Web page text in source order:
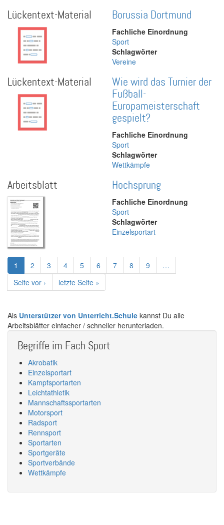
Lückentext-Material Borussia Dortmund
Fachliche Einordnung
Sport
Schlagwörter
Vereine
Lückentext-Material
Wie wird das Turnier der
Fußball-
Europameisterschaft
gespielt?
Fachliche Einordnung
Sport
Schlagwörter
Wettkämpfe
Arbeitsblatt Hochsprung
Fachliche Einordnung
Sport
Schlagwörter
Einzelsportart
Seitennummerierung
Aktuelle
Seite
1 Page
2 Page
3 Page
4 Page
5 Page
6 Page
7 Page
8 Page
9
…
Nächste
Seite
Seite vor ›
Letzte
Seite
letzte Seite »
Als Unterstützer von Unterricht.Schule kannst Du alle
Arbeitsblätter einfacher / schneller herunterladen.
Begriffe im Fach Sport
Akrobatik
Einzelsportart
Kampfsportarten
Leichtathletik
Mannschaftssportarten
Motorsport
Radsport
Rennsport
Sportarten
Sportgeräte
Sportverbände
Wettkämpfe